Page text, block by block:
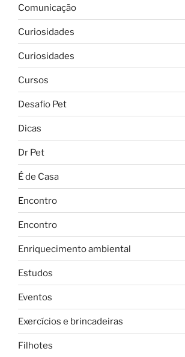
Comunicação
Curiosidades
Curiosidades
Cursos
Desafio Pet
Dicas
Dr Pet
É de Casa
Encontro
Encontro
Enriquecimento ambiental
Estudos
Eventos
Exercícios e brincadeiras
Filhotes